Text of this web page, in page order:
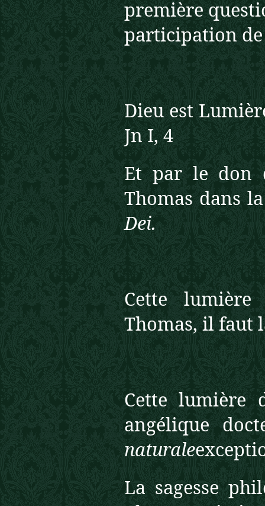
première
participation
Dieu est
Jn I, 4
Et par le don
Thomas dans
Dei.
Cette
Thomas, il faut
Cette lumière
angélique
naturale
La sagesse